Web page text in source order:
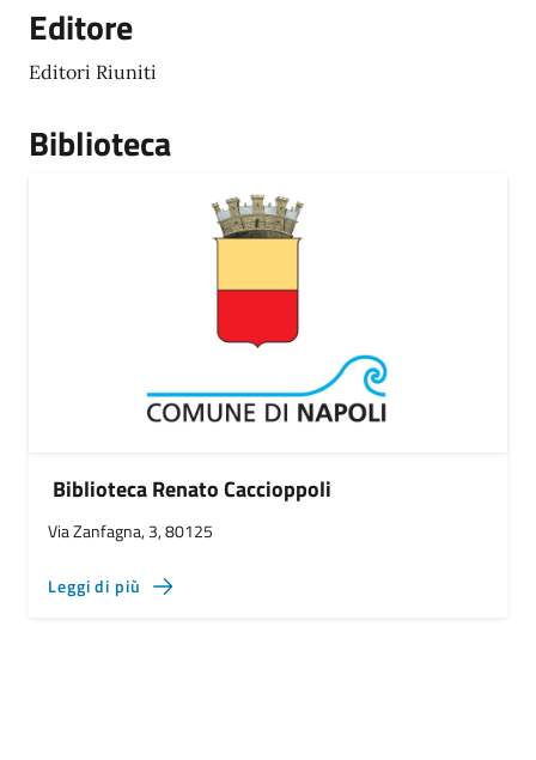
Editore
Editori Riuniti
Biblioteca
Biblioteca Renato Caccioppoli
Via Zanfagna, 3, 80125
Leggi di più